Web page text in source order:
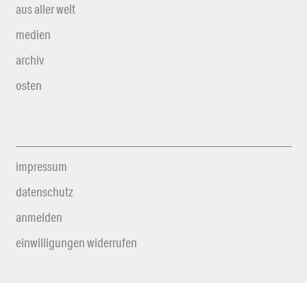
aus aller welt
medien
archiv
osten
impressum
datenschutz
anmelden
einwilligungen widerrufen